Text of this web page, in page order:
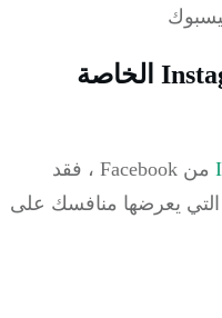
كيفية عرض إعلانات Instagram الخاصة
من Facebook ، فقد
يعرضها منافسك على